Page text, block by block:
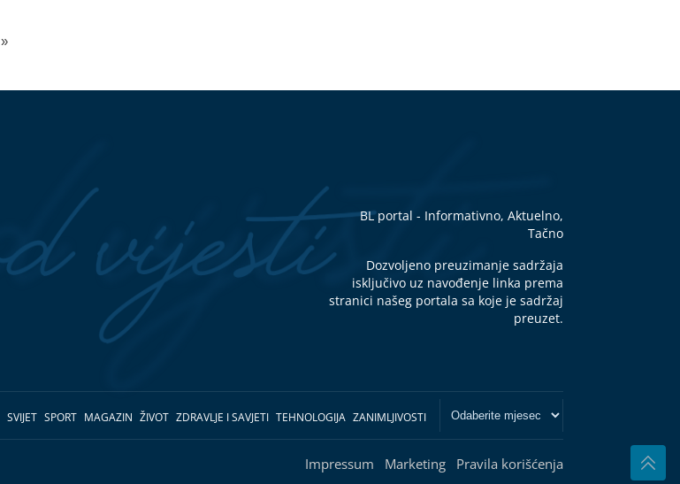
»
BL portal - Informativno, Aktuelno,
Tačno
Dozvoljeno preuzimanje sadržaja
isključivo uz navođenje linka prema
stranici našeg portala sa koje je sadržaj
preuzet.
SVIJET SPORT MAGAZIN ŽIVOT ZDRAVLJE I SAVJETI TEHNOLOGIJA ZANIMLJIVOSTI
Impressum Marketing Pravila korišćenja